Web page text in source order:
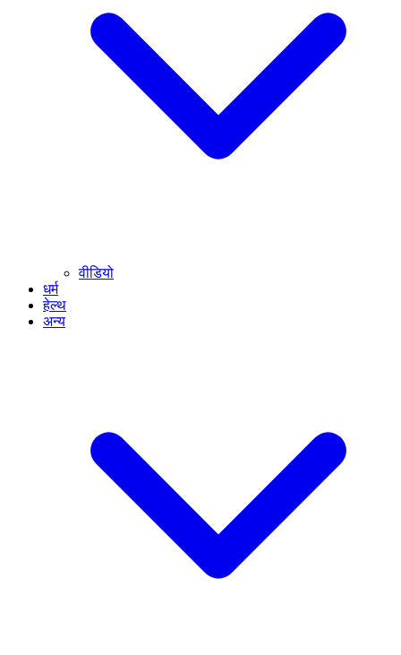
वीडियो
धर्म
हेल्थ
अन्य